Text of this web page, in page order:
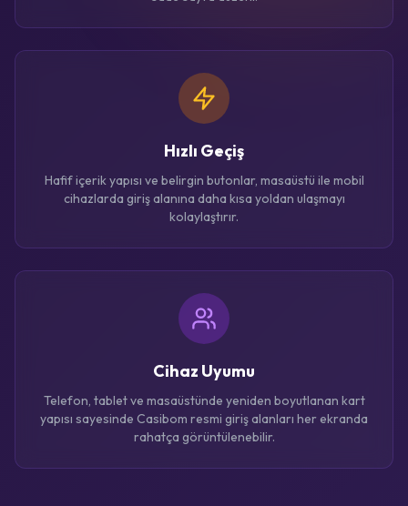
Hızlı Geçiş
Hafif içerik yapısı ve belirgin butonlar, masaüstü ile mobil
cihazlarda giriş alanına daha kısa yoldan ulaşmayı
kolaylaştırır.
Cihaz Uyumu
Telefon, tablet ve masaüstünde yeniden boyutlanan kart
yapısı sayesinde Casibom resmi giriş alanları her ekranda
rahatça görüntülenebilir.